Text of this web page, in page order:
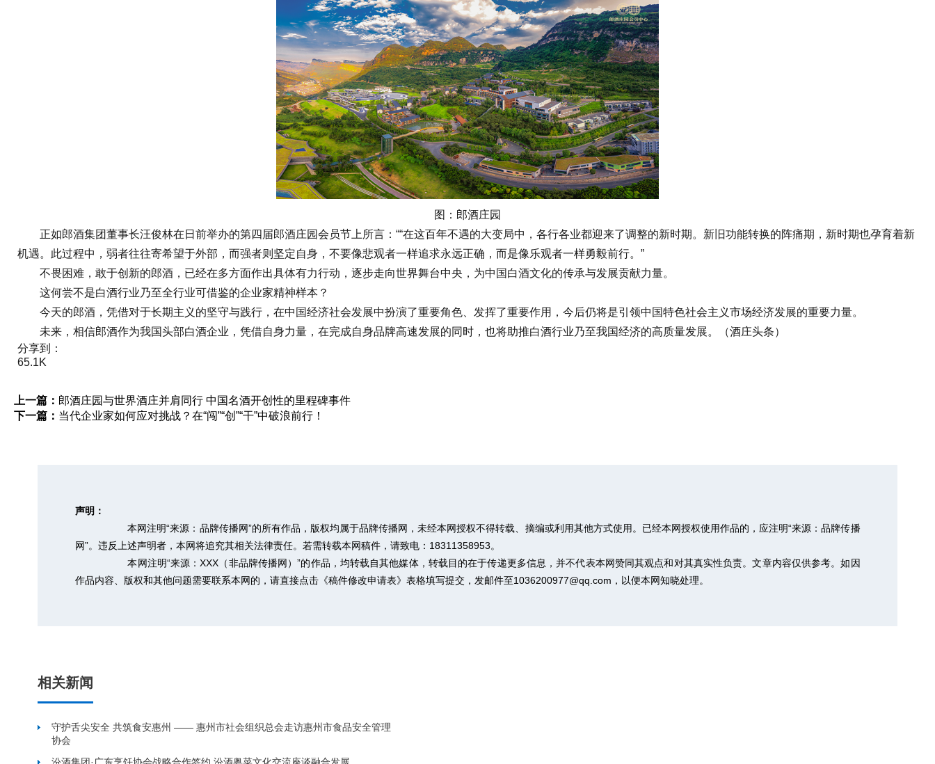
图：郎酒庄园
正如郎酒集团董事长汪俊林在日前举办的第四届郎酒庄园会员节上所言：““在这百年不遇的大变局中，各行各业都迎来了调整的新时期。新旧功能转换的阵痛期，新时期也孕育着新
机遇。此过程中，弱者往往寄希望于外部，而强者则坚定自身，不要像悲观者一样追求永远正确，而是像乐观者一样勇毅前行。”
不畏困难，敢于创新的郎酒，已经在多方面作出具体有力行动，逐步走向世界舞台中央，为中国白酒文化的传承与发展贡献力量。
这何尝不是白酒行业乃至全行业可借鉴的企业家精神样本？
今天的郎酒，凭借对于长期主义的坚守与践行，在中国经济社会发展中扮演了重要角色、发挥了重要作用，今后仍将是引领中国特色社会主义市场经济发展的重要力量。
未来，相信郎酒作为我国头部白酒企业，凭借自身力量，在完成自身品牌高速发展的同时，也将助推白酒行业乃至我国经济的高质量发展。（酒庄头条）
分享到：
65.1K
上一篇： 郎酒庄园与世界酒庄并肩同行 中国名酒开创性的里程碑事件
下一篇： 当代企业家如何应对挑战？在“闯”“创”“干”中破浪前行！
声明：
本网注明“来源：品牌传播网”的所有作品，版权均属于品牌传播网，未经本网授权不得转载、摘编或利用其他方式使用。已经本网授权使用作品的，应注明“来源：品牌传播
网”。违反上述声明者，本网将追究其相关法律责任。若需转载本网稿件，请致电：18311358953。
本网注明“来源：XXX（非品牌传播网）”的作品，均转载自其他媒体，转载目的在于传递更多信息，并不代表本网赞同其观点和对其真实性负责。文章内容仅供参考。如因
作品内容、版权和其他问题需要联系本网的，请直接点击《稿件修改申请表》 表格填写提交，发邮件至1036200977@qq.com，以便本网知晓处理。
相关新闻
守护舌尖安全 共筑食安惠州 —— 惠州市社会组织总会走访惠州市食品安全管理
协会